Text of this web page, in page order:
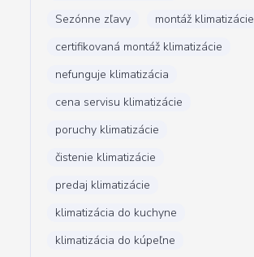
Sezónne zľavy
montáž klimatizácie
certifikovaná montáž klimatizácie
nefunguje klimatizácia
cena servisu klimatizácie
poruchy klimatizácie
čistenie klimatizácie
predaj klimatizácie
klimatizácia do kuchyne
klimatizácia do kúpeľne